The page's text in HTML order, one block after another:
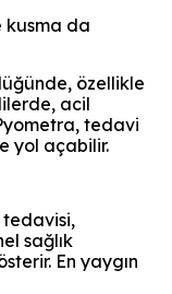
kusma da
özellikle
acil
tedavi
yol açabilir.
sağlık
En yaygın